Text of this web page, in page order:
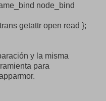
node_bind
getattr open read };
y la misma
para